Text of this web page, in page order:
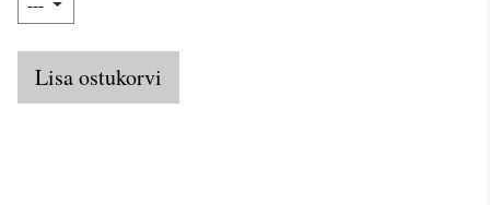
Lisa ostukorvi